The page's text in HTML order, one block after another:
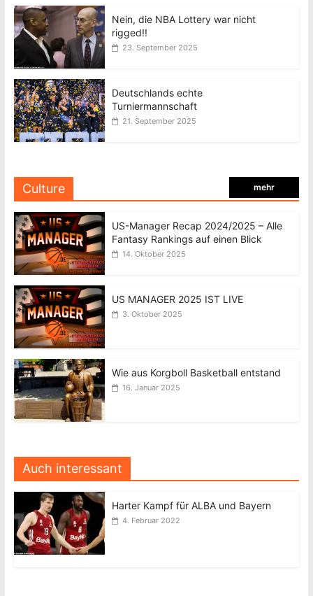
Nein, die NBA Lottery war nicht
rigged!!
23. September 2025
Deutschlands echte
Turniermannschaft
21. September 2025
Culture mehr
US-Manager Recap 2024/2025 – Alle
Fantasy Rankings auf einen Blick
14. Oktober 2025
US MANAGER 2025 IST LIVE
3. Oktober 2025
Wie aus Korgboll Basketball entstand
16. Januar 2025
Auch interessant
Harter Kampf für ALBA und Bayern
4. Februar 2022